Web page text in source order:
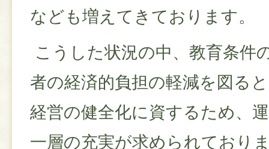
なども増えてきております。
こうした状況の中、教育条件
者の経済的負担の軽減を図る
経営の健全化に資するため、
一層の充実が求められており